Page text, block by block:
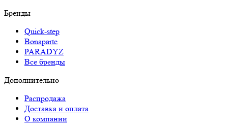
Бренды
Quick-step
Bonaparte
PARADYZ
Все бренды
Дополнительно
Распродажа
Доставка и оплата
О компании